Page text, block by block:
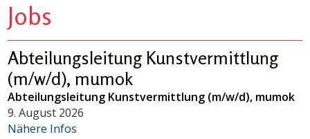
Jobs
Abteilungsleitung Kunstvermittlung
(m/w/d), mumok
Abteilungsleitung Kunstvermittlung (m/w/d), mumok
9. August 2026
Nähere Infos